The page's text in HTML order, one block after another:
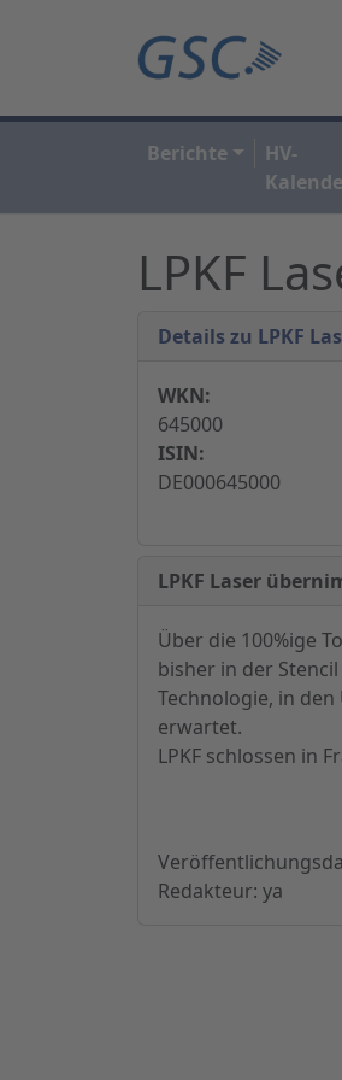
Berichte
HV-
LPKF
Details zu LPKF
WKN:
645000
ISIN:
DE000645000
LPKF Laser
Über die 100%ige
bisher in der
Technologie, in
erwartet.
LPKF schlossen in
Redakteur: ya